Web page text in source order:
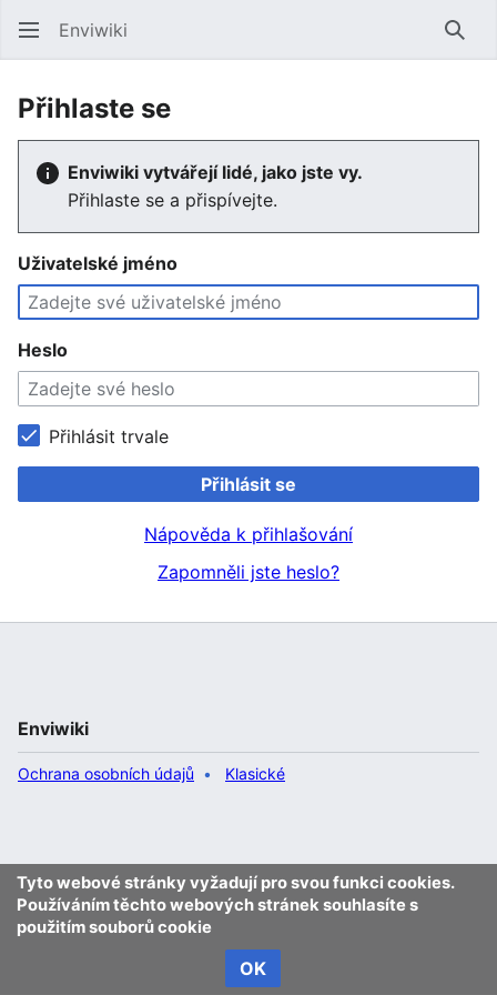
Enviwiki
Přihlaste se
Enviwiki vytvářejí lidé, jako jste vy.
Přihlaste se a přispívejte.
Uživatelské jméno
Heslo
Přihlásit trvale
Přihlásit se
Nápověda k přihlašování
Zapomněli jste heslo?
Tyto webové stránky vyžadují pro svou funkci cookies.
Používáním těchto webových stránek souhlasíte s
použitím souborů cookie
OK
Enviwiki
Ochrana osobních údajů Klasické